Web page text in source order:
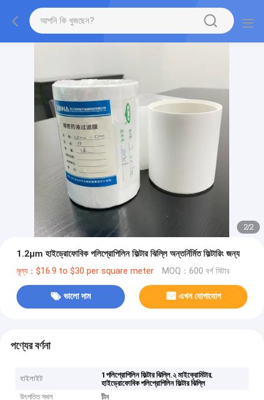
2/2
1.2μm হাইড্রোফোবিক পলিপ্রোপিলিন ফিল্টার ঝিল্লি অন্তর্নির্মিত ফিল্টারিং জন্য
মূল্য：$16.9 to $30 per square meter MOQ：600 বর্গ মিটার
ভালো দাম এখন যোগাযোগ
পণ্যের বর্ণনা
হাইলাইট 1পলিপ্রোপিলিন ফিল্টার ঝিল্লি.২ মাইক্রোমিটার,
হাইড্রোফোবিক পলিপ্রোপিলিন ফিল্টার ঝিল্লি
উৎপত্তি স্থল
চীন